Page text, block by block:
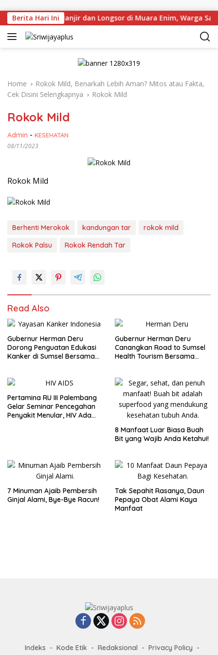
Berita Hari Ini
Titik Rawan Banjir dan Longsor di Muara Enim, Warga
Home
Rokok Mild, Benarkah Lebih Aman? Mitos atau Fakta,
Cek Disini Selengkapnya
Rokok Mild
Rokok Mild
Admin - KESEHATAN
08/11/2023
Rokok Mild
Berhenti Merokok kandungan tar
rokok mild
Rokok Palsu
Rokok Rendah Tar
Read Also
Gubernur Herman Deru
Dorong Penguatan Edukasi
Kanker di Sumsel Bersama
Gubernur Herman Deru
Canangkan Road to Sumsel
Health Tourism Bersama
Pertamina RU III Palembang
Gelar Seminar Pencegahan
Penyakit Menular, HIV Ada
8 Manfaat Luar Biasa Buah
Bit yang Wajib Anda Ketahui!
7 Minuman Ajaib Pembersih
Ginjal Alami, Bye-Bye Racun!
Tak Sepahit Rasanya, Daun
Pepaya Obat Alami Kaya
Manfaat
Indeks Kode Etik Redaksional
Privacy Policy